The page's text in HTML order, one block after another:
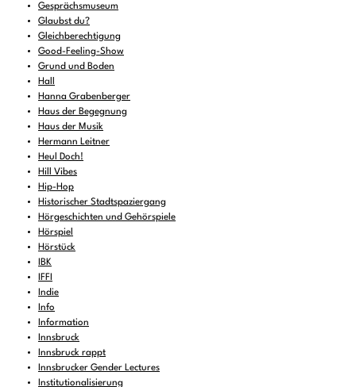
Gesprächsmuseum
Glaubst du?
Gleichberechtigung
Good-Feeling-Show
Grund und Boden
Hall
Hanna Grabenberger
Haus der Begegnung
Haus der Musik
Hermann Leitner
Heul Doch!
Hill Vibes
Hip-Hop
Historischer Stadtspaziergang
Hörgeschichten und Gehörspiele
Hörspiel
Hörstück
IBK
IFFI
Indie
Info
Information
Innsbruck
Innsbruck rappt
Innsbrucker Gender Lectures
Institutionalisierung